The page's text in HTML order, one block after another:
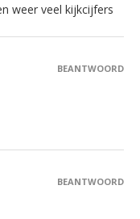
weer veel kijkcijfers
BEANTWOORD
BEANTWOORD